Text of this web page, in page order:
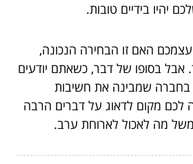
יהיו בידיים טובות.
האם זו הבחירה הנכונה,
בסופו של דבר, כשאתם יודעים
שמבינה את חשיבות
לכם מקום לדאוג על דברים הרבה
מה לאכול לארוחת ערב.